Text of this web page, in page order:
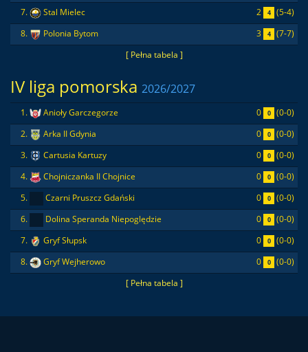
[ Pełna tabela ]
7.
Stal Mielec 2 4
(5-4)
8.
Polonia Bytom 3 4 (7-7)
IV liga pomorska 2026/2027
[ Pełna tabela ]
1. Anioły Garczegorze 0 0
(0-0)
2.
Arka II Gdynia 0 0
(0-0)
3.
Cartusia Kartuzy 0 0
(0-0)
4.
Chojniczanka II Chojnice 0 0
(0-0)
5.
Czarni Pruszcz Gdański 0 0
(0-0)
6.
Dolina Speranda Niepoględzie 0 0
(0-0)
7.
Gryf Słupsk 0 0
(0-0)
8.
Gryf Wejherowo 0 0 (0-0)